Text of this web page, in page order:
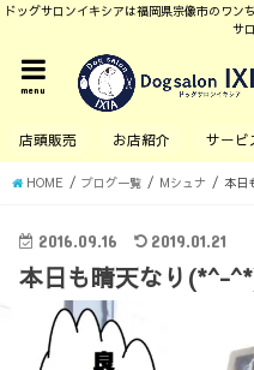
ドッグサロンイキシアは福岡県宗像市のワン
サ
menu
店頭販売 お店紹介 サービ
HOME ブログ一覧 Mシュナ 本日
2016.09.16 2019.01.21
本日も晴天なり(*^-